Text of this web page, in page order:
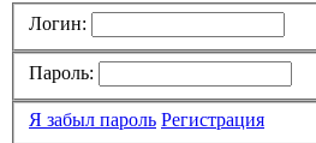
Логин:
Пароль:
Я забыл пароль Регистрация